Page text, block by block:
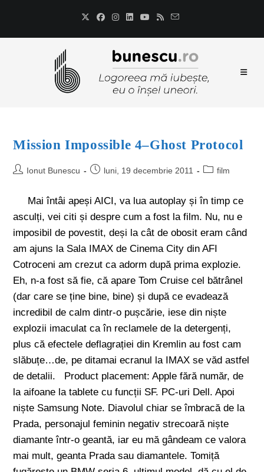
Mission Impossible 4–Ghost Protocol
Ionut Bunescu luni, 19 decembrie 2011 film
Mai întâi apeși AICI, va lua autoplay și în timp ce
asculți, vei citi și despre cum a fost la film. Nu, nu e
imposibil de povestit, deși la cât de obosit eram când
am ajuns la Sala IMAX de Cinema City din AFI
Cotroceni am crezut ca adorm după prima explozie.
Eh, n-a fost să fie, că apare Tom Cruise cel bătrânel
(dar care se ține bine, bine) și după ce evadează
incredibil de calm dintr-o pușcărie, iese din niște
explozii imaculat ca în reclamele de la detergenți,
plus că efectele deflagrației din Kremlin au fost cam
slăbuțe…de, pe ditamai ecranul la IMAX se văd astfel
de detalii. Product placement: Apple fără număr, de
la aifoane la tablete cu funcții SF. PC-uri Dell. Apoi
niște Samsung Note. Diavolul chiar se îmbracă de la
Prada, personajul feminin negativ strecoară niște
diamante într-o geantă, iar eu mă gândeam ce valora
mai mult, geanta Prada sau diamantele. Tomiță